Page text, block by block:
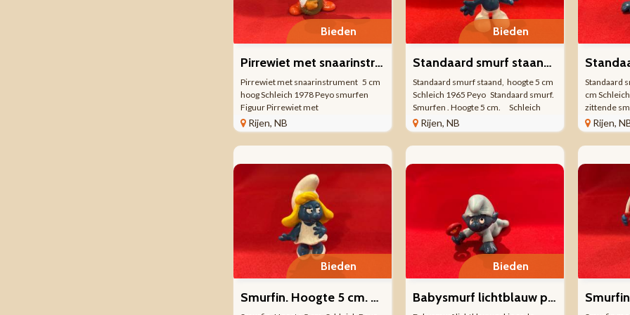
Bieden
Pirrewiet met snaarinstrument 5 cm hoog Schleich 1978 Peyo smur
Pirrewiet met snaarinstrument 5 cm
hoog Schleich 1978 Peyo smurfen
Figuur Pirrewiet met
snaarinstrument. Smurfen . Hoogte 5
cm. Schleich figuur Uitgave 1978.
Hong Kong. Peyo. ...
Rijen, NB
Bieden
Standaard smurf staand, hoogte 5 cm Schleich 1965 Peyo
Standaard smurf staand, hoogte 5 cm
Schleich 1965 Peyo Standaard smurf.
Smurfen . Hoogte 5 cm. Schleich
figuur Uitgave 1965 Hong Kong. Peyo.
Wij verkopen meer smurfen en
bijbehorende ...
Rijen, NB
Standaard
cm
zittende
cm.
Hong
meer
Rijen,
Bieden
Smurfin. Hoogte 5 cm. Schleich Peyo 1971
Bieden
Babysmurf lichtblauw pakje rode rammelaar. Hoogte 3,5 cm Cijfer